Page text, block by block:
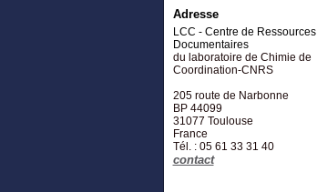
Adresse
LCC - Centre de Ressources
Documentaires
du laboratoire de Chimie de
Coordination-CNRS
205 route de Narbonne
BP 44099
31077 Toulouse
France
Tél. : 05 61 33 31 40
contact